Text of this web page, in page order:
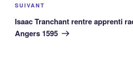
Article
suivant
SUIVANT
Isaac Tranchant rentre apprenti
Angers 1595